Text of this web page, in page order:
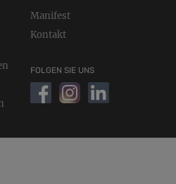
Manifest
Kontakt
FOLGEN SIE UNS